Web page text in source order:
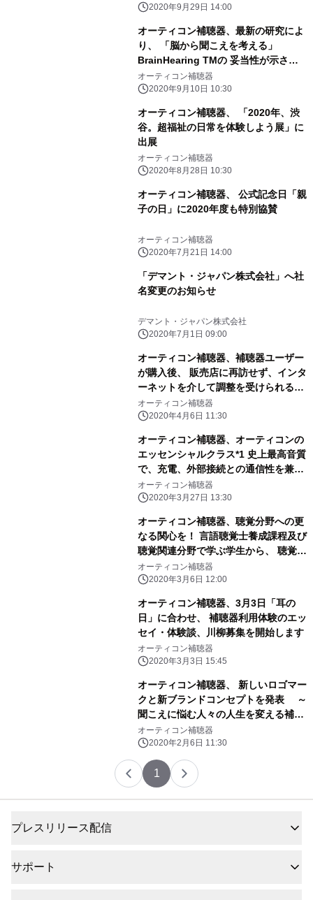
ン日本限定販売
2020年9月29日 14:00
オーティコン補聴器、最新の研究によ
り、 「脳から聞こえを考える」
BrainHearing TMの 妥当性が示され
たことを発表
オーティコン補聴器
2020年9月10日 10:30
オーティコン補聴器、 「2020年、渋
谷。超福祉の日常を体験しよう展」に
出展
オーティコン補聴器
2020年8月28日 10:30
オーティコン補聴器、 公式記念日「親
子の日」に2020年度も特別協賛
オーティコン補聴器
2020年7月21日 14:00
「デマント・ジャパン株式会社」へ社
名変更のお知らせ
デマント・ジャパン株式会社
2020年7月1日 09:00
オーティコン補聴器、補聴器ユーザー
が購入後、 販売店に再訪せず、インタ
ーネットを介して調整を受けられる
RemoteCare(リモートケア)サービス
運用開始
オーティコン補聴器
2020年4月6日 11:30
オーティコン補聴器、オーティコンの
エッセンシャルクラス*1 史上最高音質
で、充電、外部接続との通信性を兼ね
備えた 「オーティコン ルビー」を発
売
オーティコン補聴器
2020年3月27日 13:30
オーティコン補聴器、聴覚分野への更
なる関心を！ 言語聴覚士養成課程及び
聴覚関連分野で学ぶ学生から、 聴覚ケ
アに関する論文募集 ～みみともヒアリ
ングケア論文コンクール2020初開催～
オーティコン補聴器
2020年3月6日 12:00
オーティコン補聴器、3月3日「耳の
日」に合わせ、 補聴器利用体験のエッ
セイ・体験談、川柳募集を開始します
オーティコン補聴器
2020年3月3日 15:45
オーティコン補聴器、 新しいロゴマー
クと新ブランドコンセプトを発表 ～
聞こえに悩む人々の人生を変える補聴
器技術の 実現に専念していくことを表
明～
オーティコン補聴器
2020年2月6日 11:30
1
プレスリリース配信
サポート